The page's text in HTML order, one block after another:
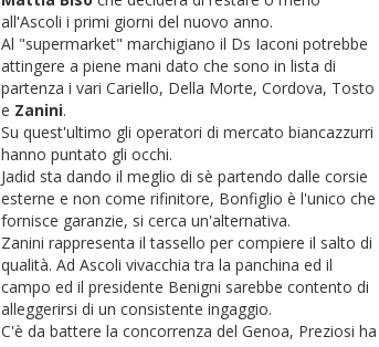
all'Ascoli i primi giorni del nuovo anno.
Al "supermarket" marchigiano il Ds Iaconi potrebbe
attingere a piene mani dato che sono in lista di
partenza i vari Cariello, Della Morte, Cordova, Tosto
e Zanini.
Su quest'ultimo gli operatori di mercato biancazzurri
hanno puntato gli occhi.
Jadid sta dando il meglio di sè partendo dalle corsie
esterne e non come rifinitore, Bonfiglio è l'unico che
fornisce garanzie, si cerca un'alternativa.
Zanini rappresenta il tassello per compiere il salto di
qualità. Ad Ascoli vivacchia tra la panchina ed il
campo ed il presidente Benigni sarebbe contento di
alleggerirsi di un consistente ingaggio.
C'è da battere la concorrenza del Genoa, Preziosi ha